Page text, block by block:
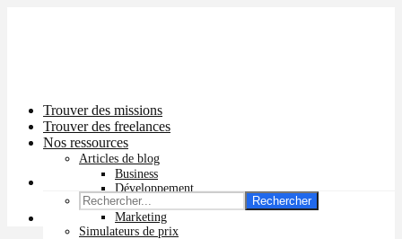
Trouver des missions
Trouver des freelances
Nos ressources
Articles de blog
Business
Développement
Graphisme
Marketing
Simulateurs de prix
Rechercher